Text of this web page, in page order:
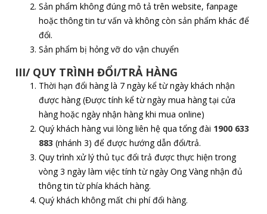
Sản phẩm không đúng mô tả trên website, fanpage
hoặc thông tin tư vấn và không còn sản phẩm khác để
đổi.
Sản phẩm bị hỏng vỡ do vận chuyển
III/ QUY TRÌNH ĐỔI/TRẢ HÀNG
Thời hạn đổi hàng là 7 ngày kể từ ngày khách nhận
được hàng (Được tính kể từ ngày mua hàng tại cửa
hàng hoặc ngày nhận hàng khi mua online)
Quý khách hàng vui lòng liên hệ qua tổng đài 1900 633
883 (nhánh 3) để được hướng dẫn đổi/trả.
Quy trình xử lý thủ tục đổi trả được thực hiện trong
vòng 3 ngày làm việc tính từ ngày Ong Vàng nhận đủ
thông tin từ phía khách hàng.
Quý khách không mất chi phí đổi hàng.